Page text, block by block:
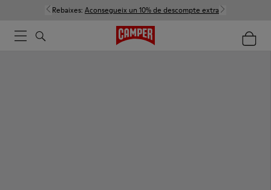
Rebaixes: Aconsegueix un 10% de descompte extra